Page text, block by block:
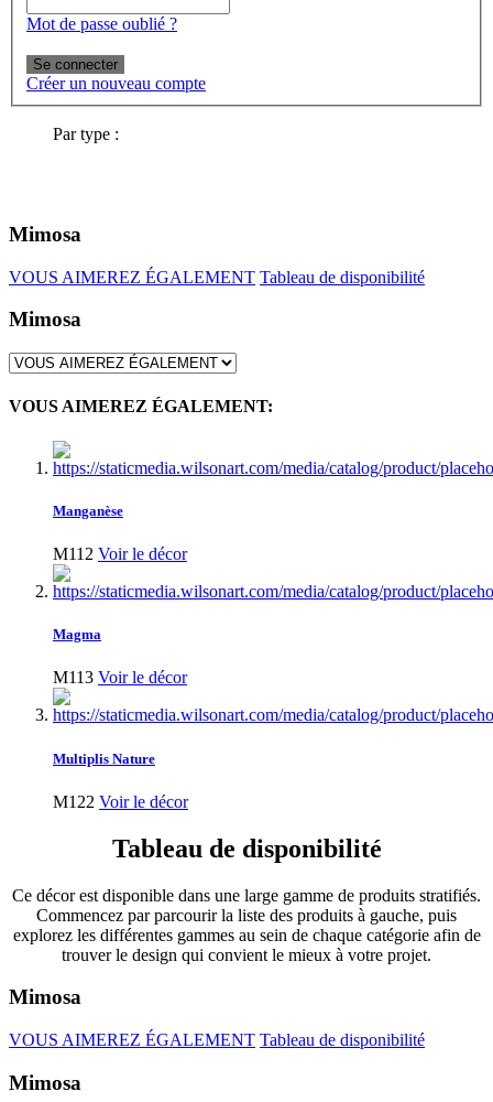
Mot de passe oublié ?
Se connecter
Créer un nouveau compte
Par type :
Mimosa
VOUS AIMEREZ ÉGALEMENT Tableau de disponibilité
Mimosa
VOUS AIMEREZ ÉGALEMENT:
Manganèse
M112 Voir le décor
Magma
M113 Voir le décor
Multiplis Nature
M122 Voir le décor
Tableau de disponibilité
Ce décor est disponible dans une large gamme de produits stratifiés.
Commencez par parcourir la liste des produits à gauche, puis
explorez les différentes gammes au sein de chaque catégorie afin de
trouver le design qui convient le mieux à votre projet.
Mimosa
VOUS AIMEREZ ÉGALEMENT Tableau de disponibilité
Mimosa